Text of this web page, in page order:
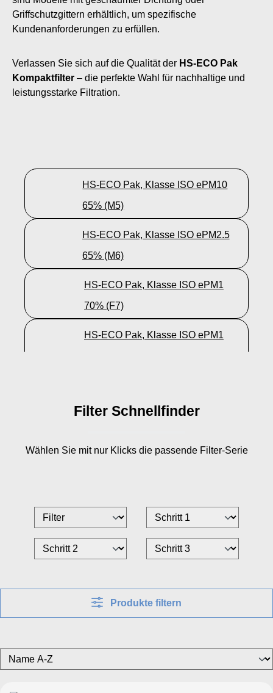
Griffschutzgittern erhältlich, um spezifische
Kundenanforderungen zu erfüllen.
Verlassen Sie sich auf die Qualität der HS-ECO Pak
Kompaktfilter – die perfekte Wahl für nachhaltige und
leistungsstarke Filtration.
HS-ECO Pak, Klasse ISO ePM10
65% (M5)
HS-ECO Pak, Klasse ISO ePM2.5
65% (M6)
HS-ECO Pak, Klasse ISO ePM1
70% (F7)
HS-ECO Pak, Klasse ISO ePM1
Filter Schnellfinder
Wählen Sie mit nur Klicks die passende Filter-Serie
Produkte filtern